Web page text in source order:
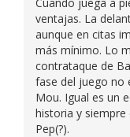
ventajas. La
aunque en citas
más mínimo. Lo
contrataque de
fase del juego no
Mou. Igual es un
historia y
Pep(?).